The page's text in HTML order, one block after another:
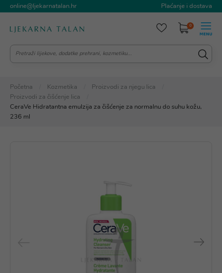
online@ljekarnatalan.hr Plaćanje i dostava
0
Početna Kozmetika
Proizvodi za njegu lica
Proizvodi za čišćenje lica
CeraVe Hidratantna emulzija za čišćenje za normalnu do suhu kožu,
236 ml